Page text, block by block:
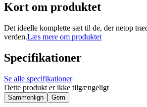
Kort om produktet
Det ideelle komplette sæt til de, der netop
verden.Læs mere om produktet
Specifikationer
Se alle specifikationer
Dette produkt er ikke tilgængeligt
Sammenlign Gem